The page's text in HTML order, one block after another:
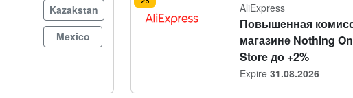
Kazakstan
Mexico
AliExpress
Повышенная
магазине Nothing
Store до +2%
Expire 31.08.2026